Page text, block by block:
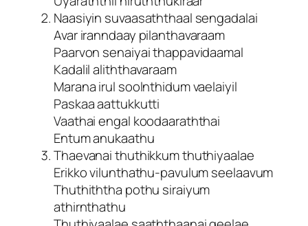
Naasiyin suvaasaththaal sengadalai
Avar iranndaay pilanthavaraam
Paarvon senaiyai thappavidaamal
Kadalil aliththavaraam
Marana irul soolnthidum vaelaiyil
Paskaa aattukkutti
Vaathai engal koodaaraththai
Entum anukaathu
Thaevanai thuthikkum thuthiyaalae
Erikko vilunthathu-pavulum seelaavum
Thuthiththa pothu siraiyum
athirnthathu